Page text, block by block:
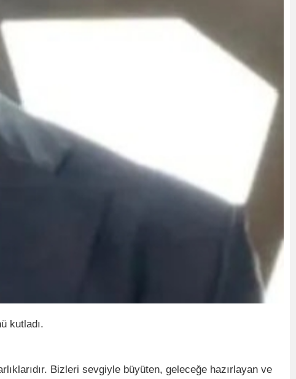
kutladı.
Bizleri sevgiyle büyüten, geleceğe hazırlayan ve